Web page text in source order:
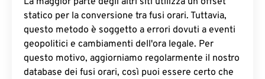
statico per la conversione tra fusi orari. Tuttavia,
questo metodo è soggetto a errori dovuti a eventi
geopolitici e cambiamenti dell'ora legale. Per
questo motivo, aggiorniamo regolarmente il nostro
database dei fusi orari, così puoi essere certo che